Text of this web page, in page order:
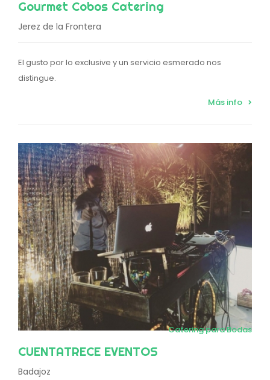
Gourmet Cobos Catering
Jerez de la Frontera
El gusto por lo exclusive y un servicio esmerado nos
distingue.
Más info
Catering para Bodas
CUENTATRECE EVENTOS
Badajoz